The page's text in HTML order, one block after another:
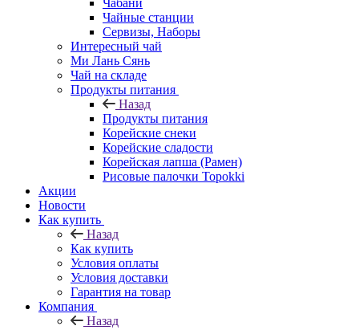
Чабани
Чайные станции
Сервизы, Наборы
Интересный чай
Ми Лань Сянь
Чай на складе
Продукты питания
Назад
Продукты питания
Корейские снеки
Корейские сладости
Корейская лапша (Рамен)
Рисовые палочки Topokki
Акции
Новости
Как купить
Назад
Как купить
Условия оплаты
Условия доставки
Гарантия на товар
Компания
Назад